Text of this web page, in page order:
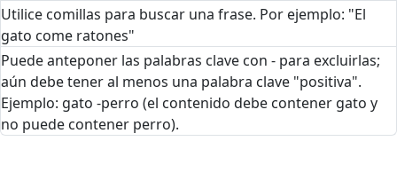
Utilice comillas para buscar una frase. Por ejemplo: "El
gato come ratones"
Puede anteponer las palabras clave con - para excluirlas;
aún debe tener al menos una palabra clave "positiva".
Ejemplo: gato -perro (el contenido debe contener gato y
no puede contener perro).